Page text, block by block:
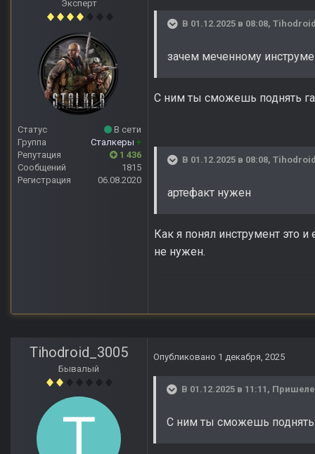
Эксперт
Статус
В сети
Группа
Сталкеры +
Репутация
1 436
Сообщений
1815
Регистрация
06.08.2020
В 01.12.2025 в 08:08,
зачем меченному
С ним ты сможешь поднять
В 01.12.2025 в 08:08,
артефакт нужен
Как я понял инструмент это и
не нужен.
Tihodroid_3005
Бывалый
Опубликовано 1 декабря, 2025
В 01.12.2025 в 11:11,
С ним ты сможешь поднять